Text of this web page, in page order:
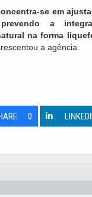
se em
prevendo a
na forma
a agência.
0